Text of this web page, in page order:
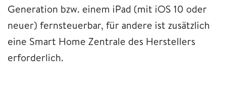
Generation bzw. einem iPad (mit iOS 10 oder
neuer) fernsteuerbar, für andere ist zusätzlich
eine Smart Home Zentrale des Herstellers
erforderlich.